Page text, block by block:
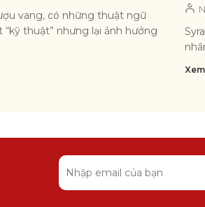
vang, có những thuật ngữ
thuật” nhưng lại ảnh hưởng